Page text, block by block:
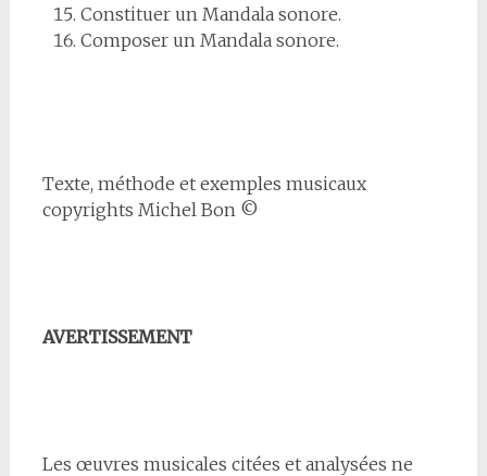
Constituer un Mandala sonore.
Composer un Mandala sonore.
Texte, méthode et exemples musicaux
copyrights Michel Bon ©
AVERTISSEMENT
Les œuvres musicales citées et analysées ne